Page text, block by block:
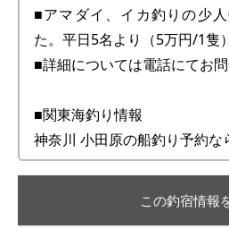
■アマダイ、イカ釣りの少
た。平日5名より（5万円/1隻）
■詳細については電話にてお問
■関東海釣り情報
神奈川 小田原の船釣り予約な
この釣宿情報